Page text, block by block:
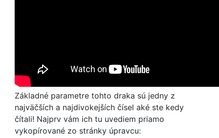
Základné parametre tohto draka sú jedny z
najväčších a najdivokejších čísel aké ste kedy
čítali! Najprv vám ich tu uvediem priamo
vykopírované zo stránky úpravcu: